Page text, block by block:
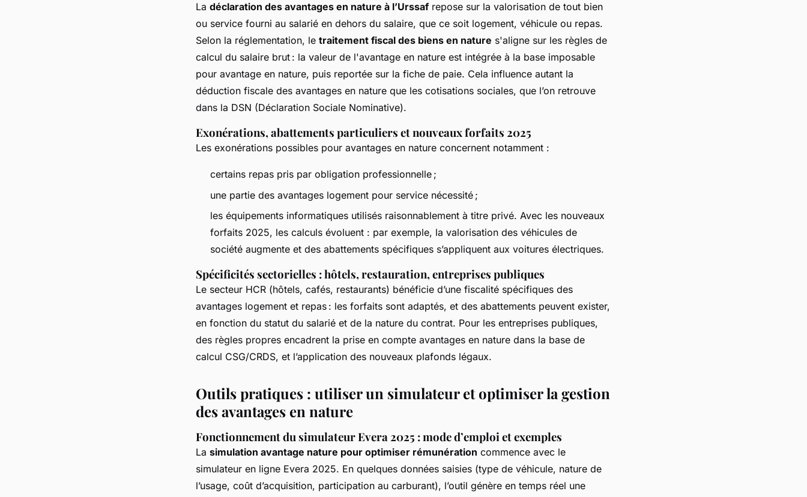
La déclaration des avantages en nature à l’Urssafrepose sur la valorisation de tout bien
ou service fourni au salarié en dehors du salaire, que ce soit logement, véhicule ou repas.
Selon la réglementation, le traitement fiscal des biens en nature s'aligne sur les règles de
calcul du salaire brut : la valeur de l'avantage en nature est intégrée à la base imposable
pour avantage en nature, puis reportée sur la fiche de paie. Cela influence autant la
déduction fiscale des avantages en nature que les cotisations sociales, que l’on retrouve
dans la DSN (Déclaration Sociale Nominative).
Exonérations, abattements particuliers et nouveaux forfaits 2025
Les exonérations possibles pour avantages en nature concernent notamment :
certains repas pris par obligation professionnelle ;
une partie des avantages logement pour service nécessité ;
les équipements informatiques utilisés raisonnablement à titre privé. Avec les nouveaux
forfaits 2025, les calculs évoluent : par exemple, la valorisation des véhicules de
société augmente et des abattements spécifiques s’appliquent aux voitures électriques.
Spécificités sectorielles : hôtels, restauration, entreprises publiques
Le secteur HCR (hôtels, cafés, restaurants) bénéficie d’une fiscalité spécifiques des
avantages logement et repas : les forfaits sont adaptés, et des abattements peuvent exister,
en fonction du statut du salarié et de la nature du contrat. Pour les entreprises publiques,
des règles propres encadrent la prise en compte avantages en nature dans la base de
calcul CSG/CRDS, et l’application des nouveaux plafonds légaux.
Outils pratiques : utiliser un simulateur et optimiser la gestion
des avantages en nature
Fonctionnement du simulateur Evera 2025 : mode d’emploi et exemples
La simulation avantage nature pour optimiser rémunération commence avec le
simulateur en ligne Evera 2025. En quelques données saisies (type de véhicule, nature de
l’usage, coût d’acquisition, participation au carburant), l’outil génère en temps réel une